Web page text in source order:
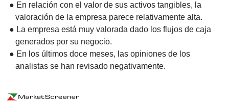
● En relación con el valor de sus activos tangibles, la
valoración de la empresa parece relativamente alta.
● La empresa está muy valorada dado los flujos de caja
generados por su negocio.
● En los últimos doce meses, las opiniones de los
analistas se han revisado negativamente.